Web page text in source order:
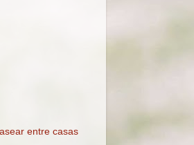
entre casas